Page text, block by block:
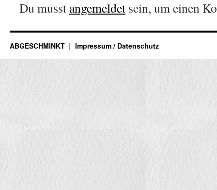
Du musst angemeldet sein, um einen
ABGESCHMINKT Impressum / Datenschutz